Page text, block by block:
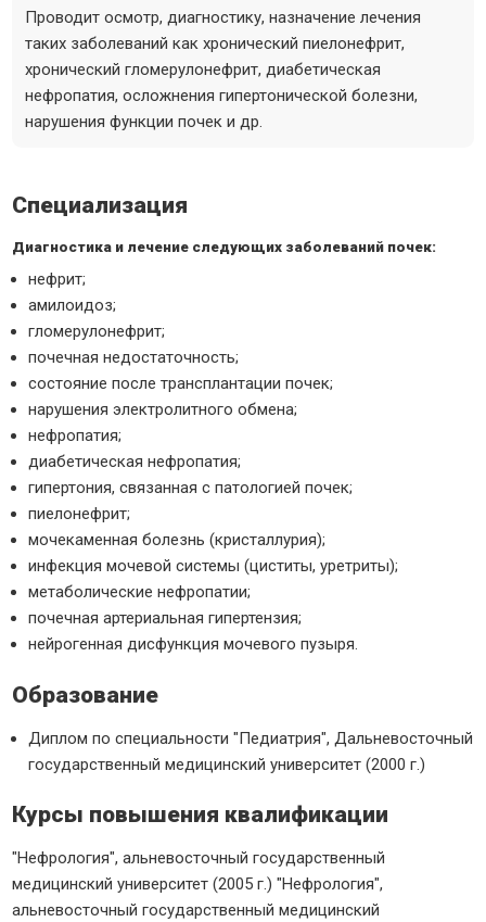
Проводит осмотр, диагностику, назначение лечения
таких заболеваний как хронический пиелонефрит,
хронический гломерулонефрит, диабетическая
нефропатия, осложнения гипертонической болезни,
нарушения функции почек и др.
Специализация
Диагностика и лечение следующих заболеваний почек:
нефрит;
амилоидоз;
гломерулонефрит;
почечная недостаточность;
состояние после трансплантации почек;
нарушения электролитного обмена;
нефропатия;
диабетическая нефропатия;
гипертония, связанная с патологией почек;
пиелонефрит;
мочекаменная болезнь (кристаллурия);
инфекция мочевой системы (циститы, уретриты);
метаболические нефропатии;
почечная артериальная гипертензия;
нейрогенная дисфункция мочевого пузыря.
Образование
Диплом по специальности "Педиатрия", Дальневосточный
государственный медицинский университет (2000 г.)
Курсы повышения квалификации
"Нефрология", альневосточный государственный
медицинский университет (2005 г.) "Нефрология",
альневосточный государственный медицинский